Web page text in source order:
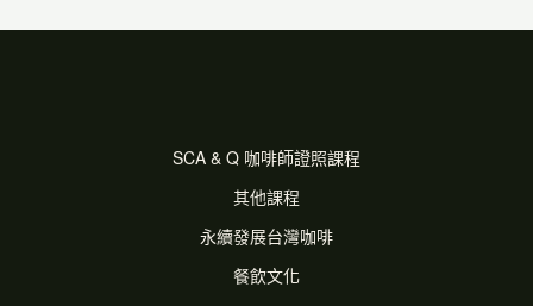
SCA & Q 咖啡師證照課程
其他課程
永續發展台灣咖啡
餐飲文化